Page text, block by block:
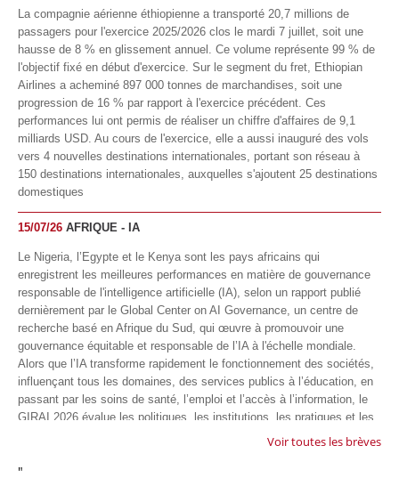
La compagnie aérienne éthiopienne a transporté 20,7 millions de
passagers pour l'exercice 2025/2026 clos le mardi 7 juillet, soit une
hausse de 8 % en glissement annuel. Ce volume représente 99 % de
l'objectif fixé en début d'exercice. Sur le segment du fret, Ethiopian
Airlines a acheminé 897 000 tonnes de marchandises, soit une
progression de 16 % par rapport à l'exercice précédent. Ces
performances lui ont permis de réaliser un chiffre d'affaires de 9,1
milliards USD. Au cours de l'exercice, elle a aussi inauguré des vols
vers 4 nouvelles destinations internationales, portant son réseau à
150 destinations internationales, auxquelles s'ajoutent 25 destinations
domestiques
15/07/26 AFRIQUE - IA
Le Nigeria, l’Egypte et le Kenya sont les pays africains qui
enregistrent les meilleures performances en matière de gouvernance
responsable de l'intelligence artificielle (IA), selon un rapport publié
dernièrement par le Global Center on AI Governance, un centre de
recherche basé en Afrique du Sud, qui œuvre à promouvoir une
gouvernance équitable et responsable de l’IA à l'échelle mondiale.
Alors que l’IA transforme rapidement le fonctionnement des sociétés,
influençant tous les domaines, des services publics à l’éducation, en
passant par les soins de santé, l’emploi et l’accès à l’information, le
GIRAI 2026 évalue les politiques, les institutions, les pratiques et les
conditions générales de gouvernance qui favorisent un déploiement
technologie.
Voir toutes les brèves
"